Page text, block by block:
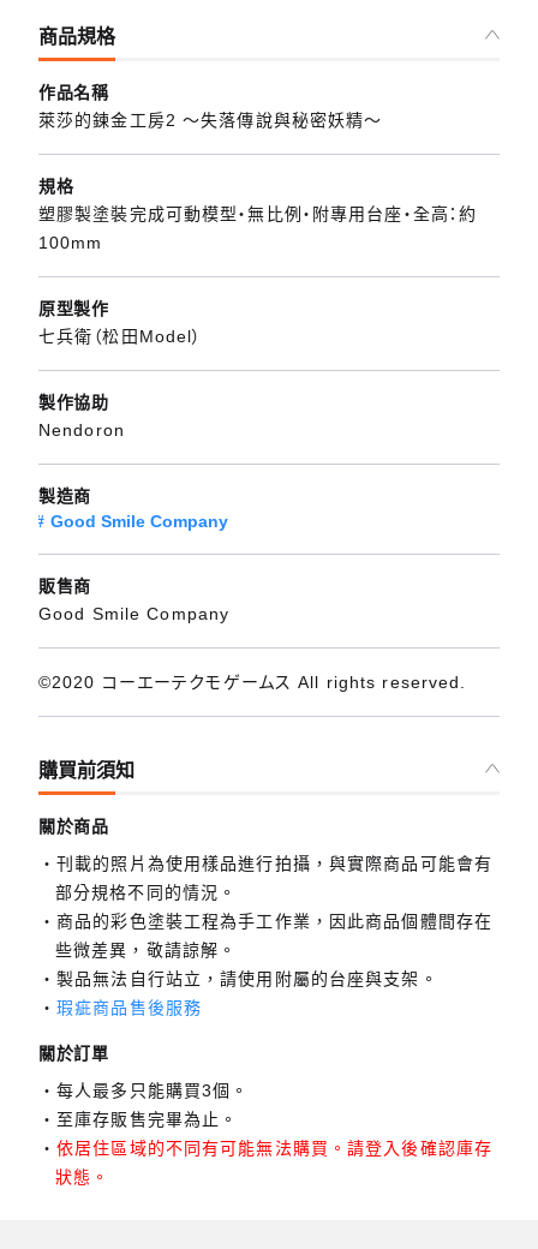
商品規格
作品名稱
萊莎的鍊金工房2 ～失落傳說與秘密妖精～
規格
塑膠製塗裝完成可動模型・無比例・附專用台座・全高：約
100mm
原型製作
七兵衛（松田Model）
製作協助
Nendoron
製造商
Good Smile Company
販售商
Good Smile Company
©2020 コーエーテクモゲームス All rights reserved.
購買前須知
關於商品
刊載的照片為使用樣品進行拍攝，與實際商品可能會有
部分規格不同的情況。
商品的彩色塗裝工程為手工作業，因此商品個體間存在
些微差異，敬請諒解。
製品無法自行站立，請使用附屬的台座與支架。
瑕疵商品售後服務
關於訂單
每人最多只能購買3個。
至庫存販售完畢為止。
依居住區域的不同有可能無法購買。請登入後確認庫存
狀態。